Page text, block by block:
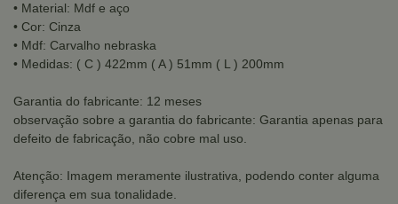
• Material: Mdf e aço
• Cor: Cinza
• Mdf: Carvalho nebraska
• Medidas: ( C ) 422mm ( A ) 51mm ( L ) 200mm
Garantia do fabricante: 12 meses
observação sobre a garantia do fabricante: Garantia apenas para
defeito de fabricação, não cobre mal uso.
Atenção: Imagem meramente ilustrativa, podendo conter alguma
diferença em sua tonalidade.